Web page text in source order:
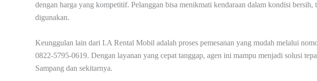
dengan harga yang kompetitif. Pelanggan bisa menikmati kendaraan dalam kondisi bersih,
digunakan.
Keunggulan lain dari I.A Rental Mobil adalah proses pemesanan yang mudah melalui
0822-5795-0619. Dengan layanan yang cepat tanggap, agen ini mampu menjadi solusi
Sampang dan sekitarnya.